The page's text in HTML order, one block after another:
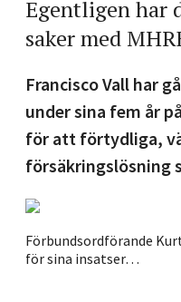
Egentligen har
saker med
Francisco Vall har
under sina fem år
för att förtydliga,
försäkringslösning
Förbundsordförande
för sina insatser…